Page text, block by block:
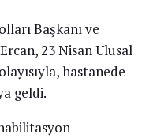
Başkanı ve
23 Nisan Ulusal
hastanede
geldi.